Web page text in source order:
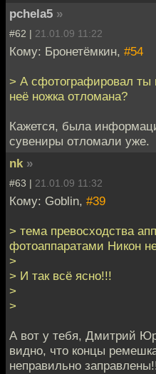
pchela5 »
#62 | 21.01.09 11:22
Кому: Бронетёмкин, #54
> А сфотографировал ты
неё ножка отломана?
Кажется, была
сувениры отломали уже.
nk »
#63 | 21.01.09 11:32
Кому: Goblin, #39
> тема превосходства
фотоаппаратами Никон
>
> И так всё ясно!!!
>
>
А вот у тебя, Дмитрий
видно, что концы
неправильно